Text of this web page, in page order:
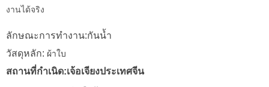
งานได้จริง
ลักษณะการทำงาน:กันน้ำ
วัสดุหลัก: ผ้าใบ
สถานที่กำเนิด:เจ้อเจียงประเทศจีน